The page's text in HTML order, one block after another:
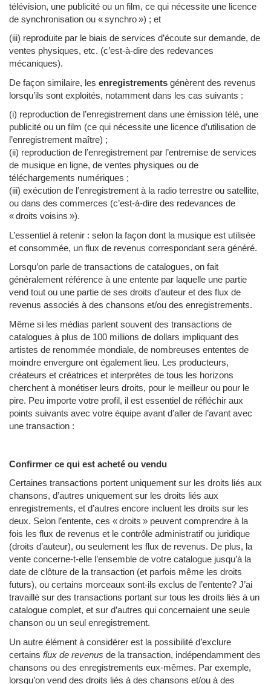
télévision, une publicité ou un film, ce qui nécessite une licence
de synchronisation ou « synchro ») ; et
(iii) reproduite par le biais de services d’écoute sur demande, de
ventes physiques, etc. (c’est-à-dire des redevances
mécaniques).
De façon similaire, les enregistrements génèrent des revenus
lorsqu’ils sont exploités, notamment dans les cas suivants :
(i) reproduction de l’enregistrement dans une émission télé, une
publicité ou un film (ce qui nécessite une licence d’utilisation de
l’enregistrement maître) ;
(ii) reproduction de l’enregistrement par l’entremise de services
de musique en ligne, de ventes physiques ou de
téléchargements numériques ;
(iii) exécution de l’enregistrement à la radio terrestre ou satellite,
ou dans des commerces (c’est-à-dire des redevances de
« droits voisins »).
L’essentiel à retenir : selon la façon dont la musique est utilisée
et consommée, un flux de revenus correspondant sera généré.
Lorsqu’on parle de transactions de catalogues, on fait
généralement référence à une entente par laquelle une partie
vend tout ou une partie de ses droits d’auteur et des flux de
revenus associés à des chansons et/ou des enregistrements.
Même si les médias parlent souvent des transactions de
catalogues à plus de 100 millions de dollars impliquant des
artistes de renommée mondiale, de nombreuses ententes de
moindre envergure ont également lieu. Les producteurs,
créateurs et créatrices et interprètes de tous les horizons
cherchent à monétiser leurs droits, pour le meilleur ou pour le
pire. Peu importe votre profil, il est essentiel de réfléchir aux
points suivants avec votre équipe avant d’aller de l’avant avec
une transaction :
Confirmer ce qui est acheté ou vendu
Certaines transactions portent uniquement sur les droits liés aux
chansons, d’autres uniquement sur les droits liés aux
enregistrements, et d’autres encore incluent les droits sur les
deux. Selon l’entente, ces « droits » peuvent comprendre à la
fois les flux de revenus et le contrôle administratif ou juridique
(droits d’auteur), ou seulement les flux de revenus. De plus, la
vente concerne-t-elle l’ensemble de votre catalogue jusqu’à la
date de clôture de la transaction (et parfois même les droits
futurs), ou certains morceaux sont-ils exclus de l’entente? J’ai
travaillé sur des transactions portant sur tous les droits liés à un
catalogue complet, et sur d’autres qui concernaient une seule
chanson ou un seul enregistrement.
Un autre élément à considérer est la possibilité d’exclure
certains flux de revenus de la transaction, indépendamment des
chansons ou des enregistrements eux-mêmes. Par exemple,
lorsqu’on vend des droits liés à des chansons et/ou à des